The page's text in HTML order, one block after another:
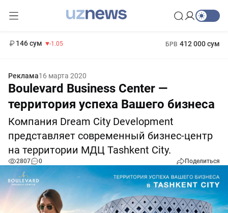
146 сум -1.05 БРВ 412 000 сум
Реклама16 марта 2020
Boulevard Business Center —
территория успеха Вашего бизнеса
Компания Dream City Development
представляет современный бизнес-центр
на территории МДЦ Tashkent City.
2807 0 Поделиться